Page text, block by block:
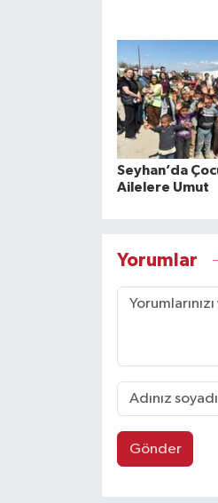
Seyhan’da
Ailelere Umut
Yorumlar
Gönder